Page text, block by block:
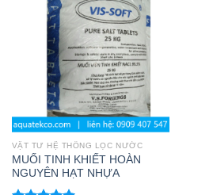
VẬT TƯ HỆ THỐNG LỌC NƯỚC
MUỐI TINH KHIẾT HOÀN
NGUYÊN HẠT NHỰA